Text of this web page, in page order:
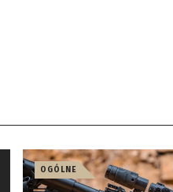
OGÓLNE